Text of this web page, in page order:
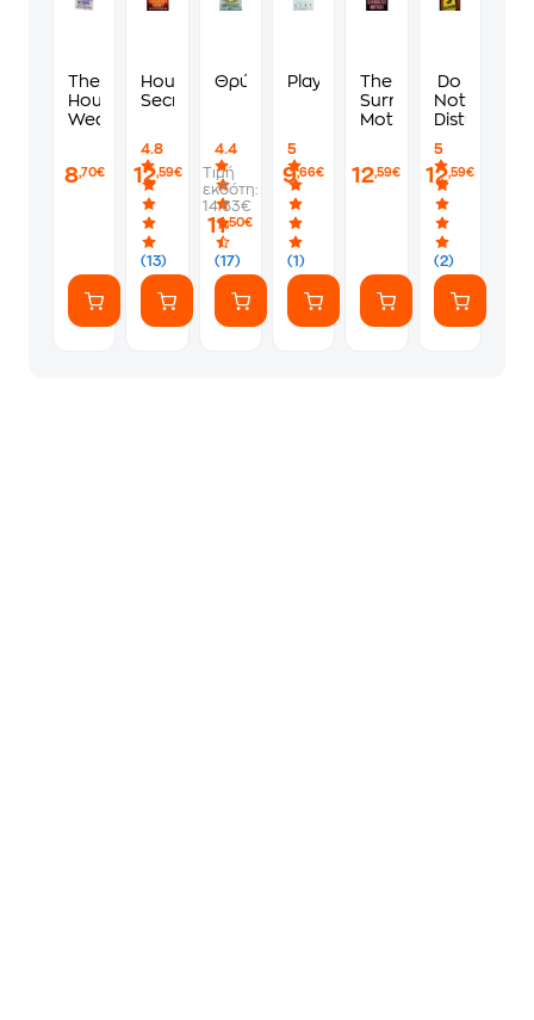
The
Housemaid's
Wedding
8,70€
Housemaid's
Secret
4.8
(13)
12,59€
Θρύλος
4.4
(17)
Τιμή
εκδότη:
14.63€
11,50€
Playlist
5
(1)
9,66€
The
Surrogate
Mother
12,59€
Do
Not
Disturb
5
(2)
12,59€